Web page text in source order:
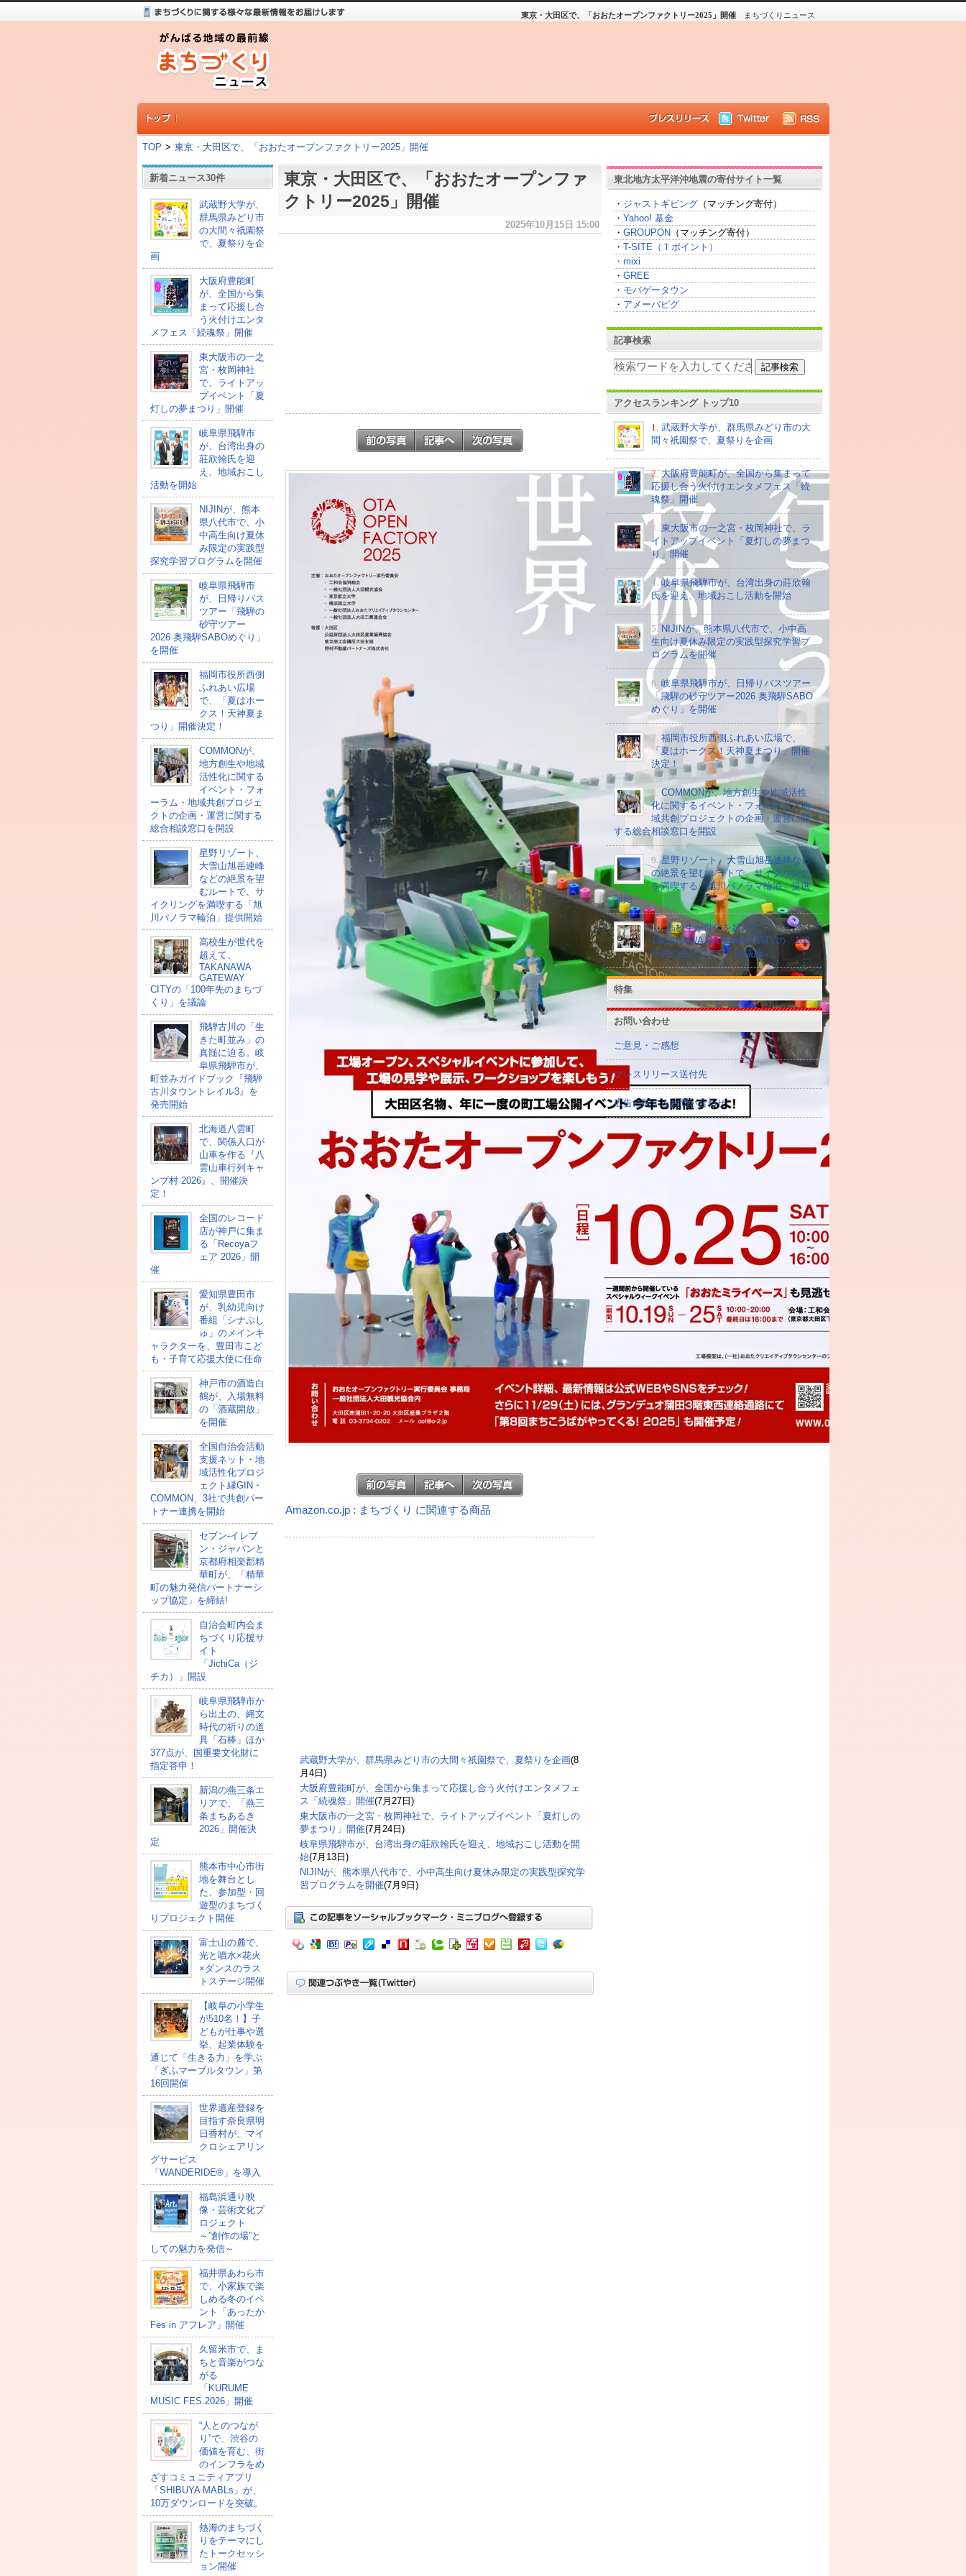
まちづくりニュース
東京・大田区で、「おおたオープンファクトリー2025」開催
TOP > 東京・大田区で、「おおたオープンファクトリー2025」開催
新着ニュース30件
武蔵野大学が、
群馬県みどり市
の大間々祇園祭
で、夏祭りを企
画
大阪府豊能町
が、全国から集
まって応援し合
う火付けエンタ
メフェス「続魂祭」開催
東大阪市の一之
宮・枚岡神社
で、ライトアッ
プイベント「夏
灯しの夢まつり」開催
岐阜県飛騨市
が、台湾出身の
莊欣翰氏を迎
え、地域おこし
活動を開始
NIJINが、熊本
県八代市で、小
中高生向け夏休
み限定の実践型
探究学習プログラムを開催
岐阜県飛騨市
が、日帰りバス
ツアー「飛騨の
砂守ツアー
2026 奥飛騨SABOめぐり」
を開催
福岡市役所西側
ふれあい広場
で、「夏はホー
クス！天神夏ま
つり」開催決定！
COMMONが、
地方創生や地域
活性化に関する
イベント・フォ
ーラム・地域共創プロジェ
クトの企画・運営に関する
総合相談窓口を開設
星野リゾート、
大雪山旭岳連峰
などの絶景を望
むルートで、サ
イクリングを満喫する「旭
川パノラマ輪泊」提供開始
高校⽣が世代を
超えて、
TAKANAWA
GATEWAY
CITYの「100年先のまちづ
くり」を議論
飛騨古川の「生
きた町並み」の
真髄に迫る。岐
阜県飛騨市が、
町並みガイドブック『飛騨
古川タウントレイル3』を
発売開始
北海道八雲町
で、関係人口が
山車を作る『八
雲山車行列キャ
ンプ村 2026』、開催決
定！
全国のレコード
店が神戸に集ま
る「Recoyaフ
ェア 2026」開
催
愛知県豊田市
が、乳幼児向け
番組「シナぷし
ゅ」のメインキ
ャラクターを、豊田市こど
も・子育て応援大使に任命
神戸市の酒造白
鶴が、入場無料
の「酒蔵開放」
を開催
全国自治会活動
支援ネット・地
域活性化プロジ
ェクト縁GIN・
COMMON、3社で共創パー
トナー連携を開始
セブン‐イレブ
ン・ジャパンと
京都府相楽郡精
華町が、「精華
町の魅力発信パートナーシ
ップ協定」を締結!
自治会町内会ま
ちづくり応援サ
イト
「JichiCa（ジ
チカ）」開設
岐阜県飛騨市か
ら出土の、縄文
時代の祈りの道
具「石棒」ほか
377点が、国重要文化財に
指定答申！
新潟の燕三条エ
リアで、「燕三
条まちあるき
2026」開催決
定
熊本市中心市街
地を舞台とし
た、参加型・回
遊型のまちづく
りプロジェクト開催
富士山の麓で、
光と噴水×花火
×ダンスのラス
トステージ開催
【岐阜の小学生
が510名！】子
どもが仕事や選
挙、起業体験を
通じて「生きる力」を学ぶ
「ぎふマーブルタウン」第
16回開催
世界遺産登録を
目指す奈良県明
日香村が、マイ
クロシェアリン
グサービス
「WANDERIDE®」を導入
福島浜通り映
像・芸術文化プ
ロジェクト
～”創作の場”と
しての魅力を発信～
福井県あわら市
で、小家族で楽
しめる冬のイベ
ント「あったか
Fes in アフレア」開催
久留米市で、ま
ちと音楽がつな
がる
「KURUME
MUSIC FES.2026」開催
“人とのつなが
り”で、渋谷の
価値を育む、街
のインフラをめ
ざすコミュニティアプリ
「SHIBUYA MABLs」が、
10万ダウンロードを突破。
熱海のまちづく
りをテーマにし
たトークセッシ
ョン開催
東京・大田区で、「おおたオープンファ
クトリー2025」開催
2025年10月15日 15:00
Amazon.co.jp : まちづくり に関連する商品
武蔵野大学が、群馬県みどり市の大間々祇園祭で、夏祭りを企画(8
月4日)
大阪府豊能町が、全国から集まって応援し合う火付けエンタメフェ
ス「続魂祭」開催(7月27日)
東大阪市の一之宮・枚岡神社で、ライトアップイベント「夏灯しの
夢まつり」開催(7月24日)
岐阜県飛騨市が、台湾出身の莊欣翰氏を迎え、地域おこし活動を開
始(7月13日)
NIJINが、熊本県八代市で、小中高生向け夏休み限定の実践型探究学
習プログラムを開催(7月9日)
東北地方太平洋沖地震の寄付サイト一覧
・ ジャストギビング（マッチング寄付）
・ Yahoo! 基金
・ GROUPON （マッチング寄付）
・ T-SITE（Ｔポイント）
・ mixi
・ GREE
・ モバゲータウン
・ アメーバピグ
記事検索
アクセスランキング トップ10
1.
武蔵野大学が、群馬県みどり市の大
間々祇園祭で、夏祭りを企画
2. 大阪府豊能町が、全国から集まって
応援し合う火付けエンタメフェス「続
魂祭」開催
3. 東大阪市の一之宮・枚岡神社で、ラ
イトアップイベント「夏灯しの夢まつ
り」開催
4. 岐阜県飛騨市が、台湾出身の莊欣翰
氏を迎え、地域おこし活動を開始
5. NIJINが、熊本県八代市で、小中高
生向け夏休み限定の実践型探究学習プ
ログラムを開催
6. 岐阜県飛騨市が、日帰りバスツアー
「飛騨の砂守ツアー2026 奥飛騨SABO
めぐり」を開催
7. 福岡市役所西側ふれあい広場で、
「夏はホークス！天神夏まつり」開催
決定！
8. COMMONが、地方創生や地域活性
化に関するイベント・フォーラム・地
域共創プロジェクトの企画・運営に関
する総合相談窓口を開設
9. 星野リゾート、大雪山旭岳連峰など
の絶景を望むルートで、サイクリング
を満喫する「旭川パノラマ輪泊」提供
開始
10. 高校⽣が世代を超えて、
TAKANAWA GATEWAY CITYの「100
年先のまちづくり」を議論
特集
お問い合わせ
ご意見・ご感想
プレスリリース送付先
広告に関するお問い合わせ